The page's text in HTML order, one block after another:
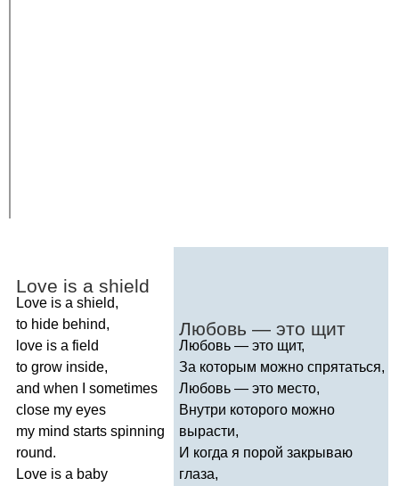
Love is a shield
Love is a shield,
to hide behind,
love is a field
to grow inside,
and when
sometimes
close my eyes
my mind starts spinning
round.
Love is a baby
Любовь — это щит
Любовь — это щит,
За которым можно спрятаться,
Любовь — это место,
Внутри которого можно
вырасти,
И когда я порой закрываю
глаза,